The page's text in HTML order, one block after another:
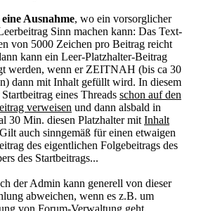
eine Ausnahme, wo ein vorsorglicher
Sinn machen kann: Das Text-
von 5000 Zeichen pro Beitrag reicht
kann ein Leer-Platzhalter-Beitrag
werden, wenn er ZEITNAH (bis ca 30
dann mit Inhalt gefüllt wird. In diesem
eines Threads schon auf den
verweisen und dann alsbald in
30 Min. diesen Platzhalter mit Inhalt
auch sinngemäß für einen etwaigen
des eigentlichen Folgebeitrags des
des Startbeitrags...
der Admin kann generell von dieser
abweichen, wenn es z.B. um
von Forum-Verwaltung geht.